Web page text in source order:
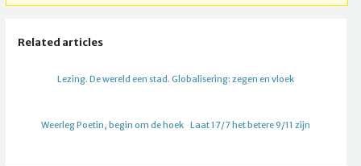
Related articles
Lezing. De wereld een stad. Globalisering: zegen en vloek
Weerleg Poetin, begin om de hoek Laat 17/7 het betere 9/11 zijn